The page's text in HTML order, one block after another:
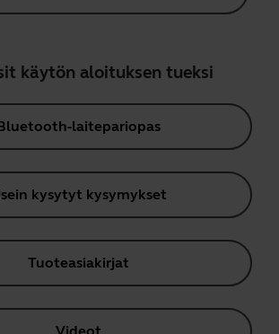
käytön aloituksen tueksi
laitepariopas
kysytyt kysymykset
Tuoteasiakirjat